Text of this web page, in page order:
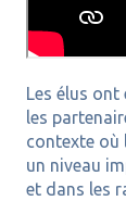
Les élus
les
contexte où
un niveau
et dans les